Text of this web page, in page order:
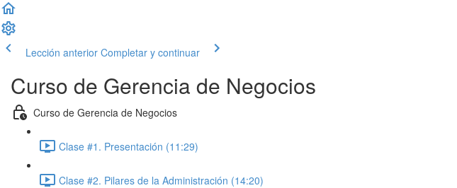
Lección anterior Completar y continuar
Curso de Gerencia de Negocios
Curso de Gerencia de Negocios
Clase #1. Presentación (11:29)
Clase #2. Pilares de la Administración (14:20)